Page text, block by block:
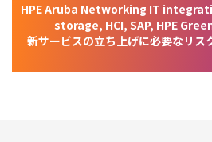
HPE Aruba Networking IT
storage, HCI, SAP, HPE
新サービスの立ち上げに必要なリス